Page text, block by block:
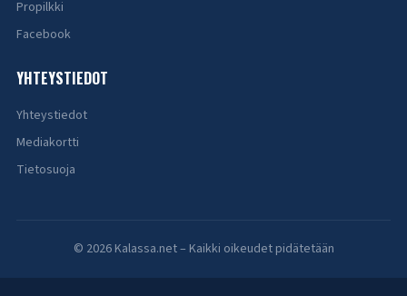
Propilkki
Facebook
YHTEYSTIEDOT
Yhteystiedot
Mediakortti
Tietosuoja
© 2026 Kalassa.net – Kaikki oikeudet pidätetään